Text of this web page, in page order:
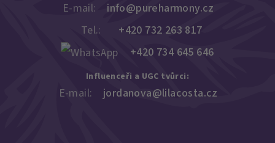
E-mail:
info@pureharmony.cz
Tel.:
+420 732 263 817
+420 734 645 646
Influenceři a UGC tvůrci:
E-mail: jordanova@lilacosta.cz